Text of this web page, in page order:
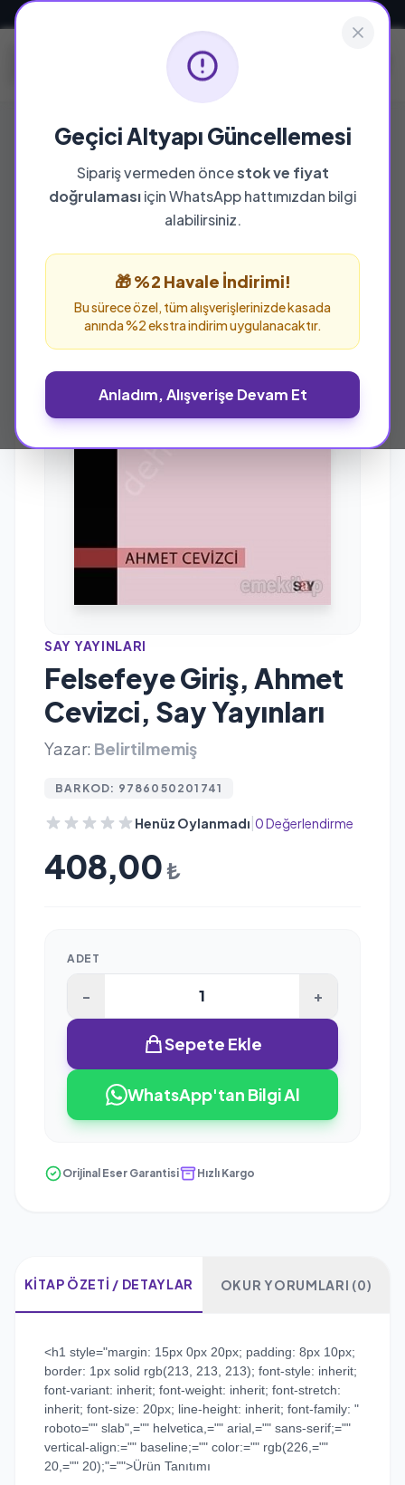
Geçici Altyapı Güncellemesi
Sipariş vermeden öncestok ve fiyat
doğrulamasıiçin WhatsApp hattımızdan bilgi
alabilirsiniz.
🎁 %2 Havale İndirimi!
Bu sürece özel, tüm alışverişlerinizde kasada
anında %2 ekstra indirim uygulanacaktır.
Anladım, Alışverişe Devam Et
SAY YAYINLARI
Felsefeye Giriş, Ahmet
Cevizci, Say Yayınları
Yazar: Belirtilmemiş
BARKOD: 9786050201741
Henüz Oylanmadı 0 Değerlendirme
408,00 ₺
ADET
- +
Sepete Ekle
WhatsApp'tan Bilgi Al
Orijinal Eser Garantisi Hızlı Kargo
KITAP ÖZETI / DETAYLAR OKUR YORUMLARI (0)
<h1 style="margin: 15px 0px 20px; padding: 8px 10px;
border: 1px solid rgb(213, 213, 213); font-style: inherit;
font-variant: inherit; font-weight: inherit; font-stretch:
inherit; font-size: 20px; line-height: inherit; font-family: "
roboto="" slab",="" helvetica,="" arial,="" sans-serif;=""
vertical-align:="" baseline;="" color:="" rgb(226,=""
20,="" 20);"="">Ürün Tanıtımı